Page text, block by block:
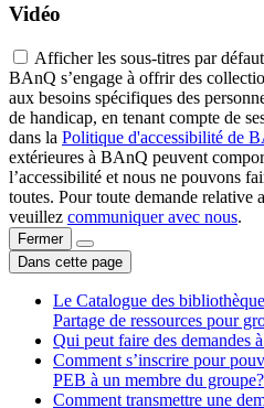
Vidéo
Afficher les sous-titres par
BAnQ s’engage à offrir des
aux besoins spécifiques des
de handicap, en tenant compte de
dans la Politique d'accessibilité de
extérieures à BAnQ peuvent
l’accessibilité et nous ne pouvons
toutes. Pour toute demande relative
veuillez communiquer avec nous.
Fermer
Dans cette page
Le Catalogue des
Partage de ressources pour
Qui peut faire des demandes
Comment s’inscrire pour
PEB à un membre du groupe?
Comment transmettre une